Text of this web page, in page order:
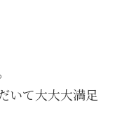
いて大大大満足